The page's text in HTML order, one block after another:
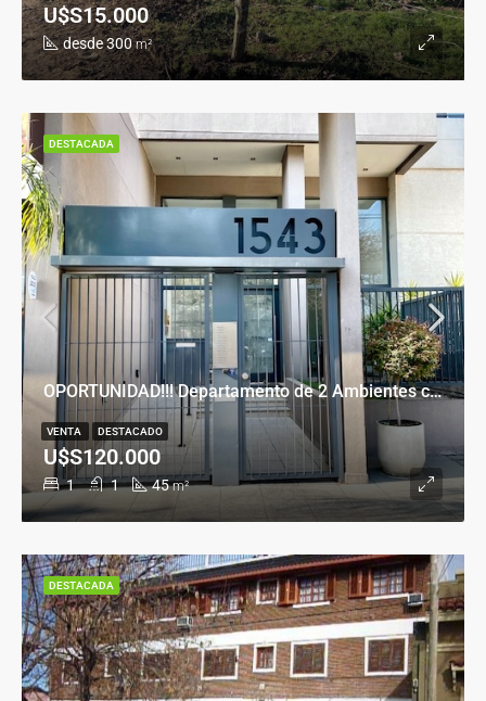
desde 300 m²
U$S15.000
OPORTUNIDAD!!! Departamento de 2 Ambientes con Cochera en Banfield Este
1 1 45 m²
U$S120.000
VENTA DESTACADO
DESTACADA
DESTACADA